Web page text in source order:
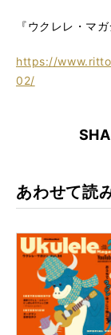
『ウクレレ・マ
https://
02/
あわせて読